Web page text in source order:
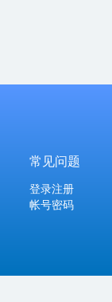
常见问题
登录注册
帐号密码